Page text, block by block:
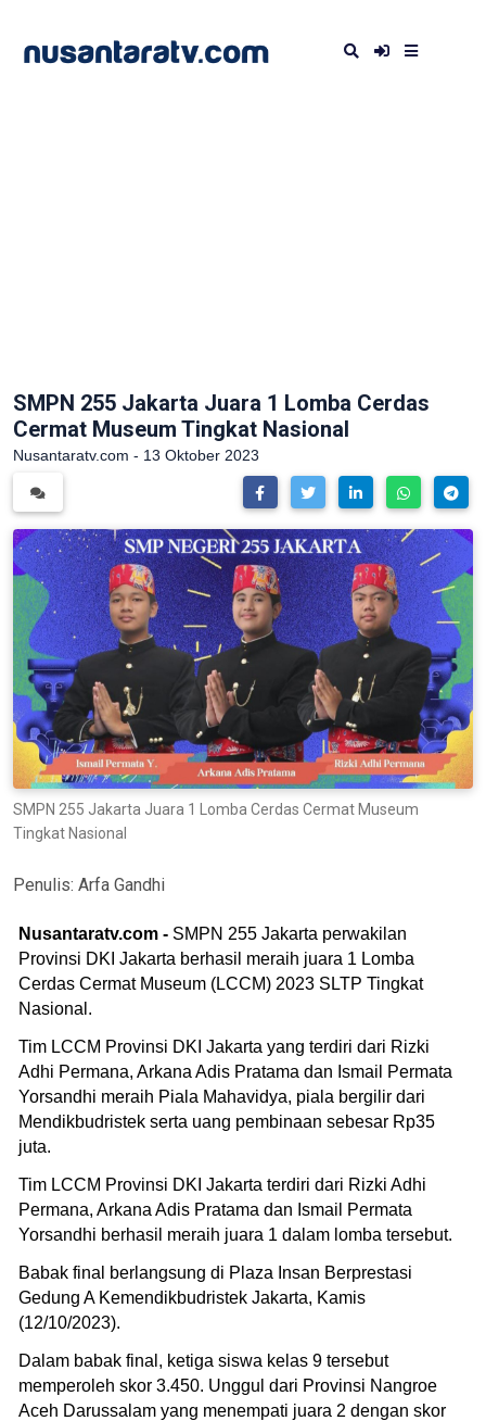
SMPN 255 Jakarta Juara 1 Lomba Cerdas
Cermat Museum Tingkat Nasional
Nusantaratv.com - 13 Oktober 2023
SMPN 255 Jakarta Juara 1 Lomba Cerdas Cermat Museum
Tingkat Nasional
Penulis: Arfa Gandhi
Nusantaratv.com - SMPN 255 Jakarta perwakilan
Provinsi DKI Jakarta berhasil meraih juara 1 Lomba
Cerdas Cermat Museum (LCCM) 2023 SLTP Tingkat
Nasional.
Tim LCCM Provinsi DKI Jakarta yang terdiri dari Rizki
Adhi Permana, Arkana Adis Pratama dan Ismail Permata
Yorsandhi meraih Piala Mahavidya, piala bergilir dari
Mendikbudristek serta uang pembinaan sebesar Rp35
juta.
Tim LCCM Provinsi DKI Jakarta terdiri dari Rizki Adhi
Permana, Arkana Adis Pratama dan Ismail Permata
Yorsandhi berhasil meraih juara 1 dalam lomba tersebut.
Babak final berlangsung di Plaza Insan Berprestasi
Gedung A Kemendikbudristek Jakarta, Kamis
(12/10/2023).
Dalam babak final, ketiga siswa kelas 9 tersebut
memperoleh skor 3.450. Unggul dari Provinsi Nangroe
Aceh Darussalam yang menempati juara 2 dengan skor